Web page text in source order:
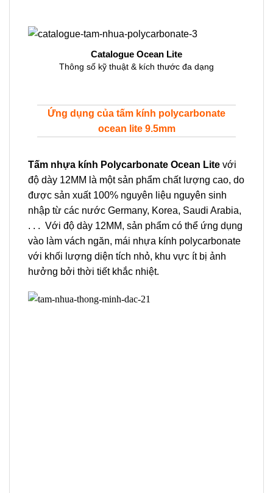
Catalogue Ocean Lite
Thông số kỹ thuật & kích thước đa dạng
Ứng dụng của tấm kính polycarbonate
ocean lite 9.5mm
Tấm nhựa kính Polycarbonate Ocean Lite với
độ dày 12MM là một sản phẩm chất lượng cao, do
được sản xuất 100% nguyên liệu nguyên sinh
nhập từ các nước Germany, Korea, Saudi Arabia,
. . . Với độ dày 12MM, sản phẩm có thể ứng dụng
vào làm vách ngăn, mái nhựa kính polycarbonate
với khối lượng diện tích nhỏ, khu vực ít bị ảnh
hưởng bởi thời tiết khắc nhiệt.